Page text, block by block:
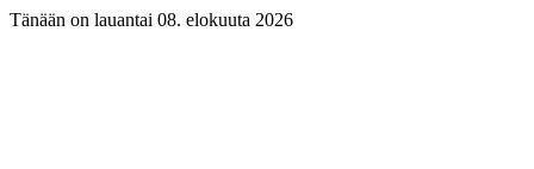
Tänään on lauantai 08. elokuuta 2026